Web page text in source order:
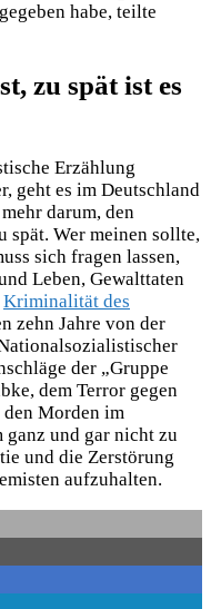
habe, teilte
zu spät ist es
Erzählung
geht es im Deutschland
darum, den
spät. Wer meinen sollte,
sich fragen lassen,
Leben, Gewalttaten
Kriminalität des
zehn Jahre von der
der „Gruppe
dem Terror gegen
den Morden im
und gar nicht zu
und die Zerstörung
aufzuhalten.